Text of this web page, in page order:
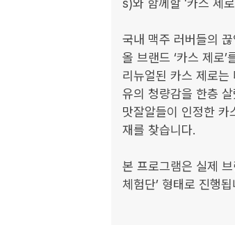
s)와 함께할 '카스 제
국내 맥주 러버들의
올 브랜드 ‘카스 제로
리뉴얼된 카스 제로
유의 청량감을 한층
맛잘알들이 인정한 카
재를 찾습니다.
본 프로그램은 실제
체험단’ 형태로 진행됩